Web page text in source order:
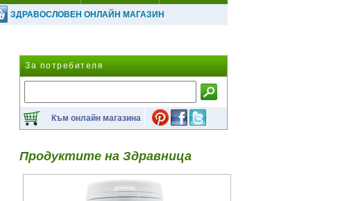
ЗДРАВОСЛОВЕН ОНЛАЙН МАГАЗИН
За потребителя
Към онлайн магазина
Продуктите на Здравница